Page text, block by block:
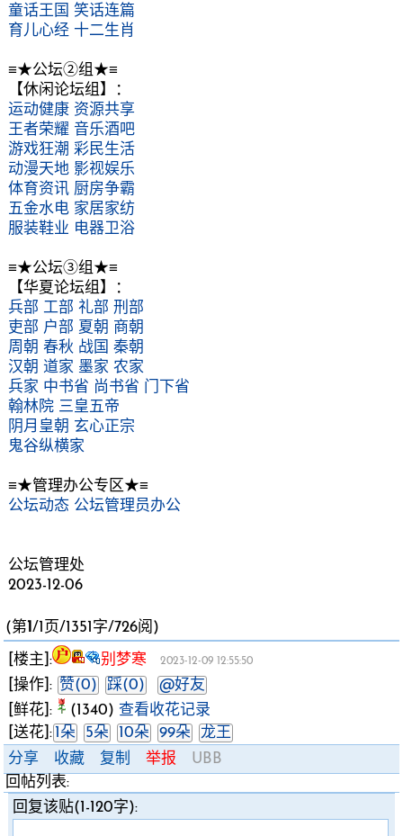
童话王国 笑话连篇
育儿心经 十二生肖
≡★公坛②组★≡
【休闲论坛组】：
运动健康 资源共享
王者荣耀 音乐酒吧
游戏狂潮 彩民生活
动漫天地 影视娱乐
体育资讯 厨房争霸
五金水电 家居家纺
服装鞋业 电器卫浴
≡★公坛③组★≡
【华夏论坛组】：
兵部 工部 礼部 刑部
吏部 户部 夏朝 商朝
周朝 春秋 战国 秦朝
汉朝 道家 墨家 农家
兵家 中书省 尚书省 门下省
翰林院 三皇五帝
阴月皇朝 玄心正宗
鬼谷纵横家
≡★管理办公专区★≡
公坛动态 公坛管理员办公
公坛管理处
2023-12-06
(第1 /1页/1351字/726阅)
[楼主]: 别梦寒 2023-12-09 12:55:50
[操作]: 赞(0) 踩(0)
@好友
[鲜花]:
(1340) 查看收花记录
[送花]: 1朵 5朵 10朵 99朵
龙王
分享
收藏 复制 举报
UBB
回帖列表:
回复该贴(1-120字):